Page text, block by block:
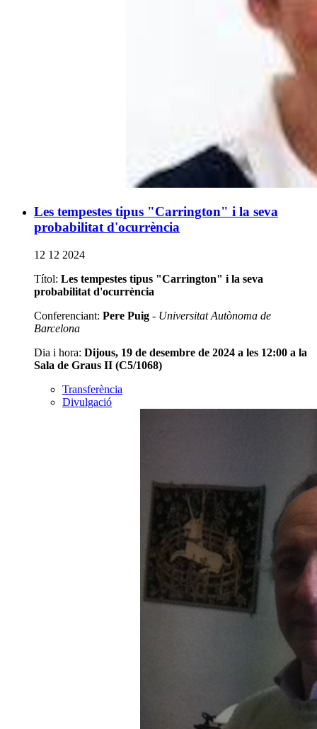
Les tempestes tipus "Carrington" i la seva
probabilitat d'ocurrència
12 12 2024
Títol: Les tempestes tipus "Carrington" i la seva
probabilitat d'ocurrència
Conferenciant: Pere Puig - Universitat Autònoma de
Barcelona
Dia i hora: Dijous, 19 de desembre de 2024 a les 12:00 a la
Sala de Graus II (C5/1068)
Transferència
Divulgació